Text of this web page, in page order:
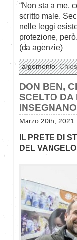
“Non sta a me,
scritto male.
nelle leggi
protezione,
(da agenzie)
argomento:
DON BEN,
SCELTO DA
Marzo 20th, 2021
IL PRETE DI
DEL